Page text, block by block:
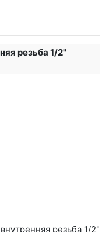
резьба 1/2"
резьба 1/2"